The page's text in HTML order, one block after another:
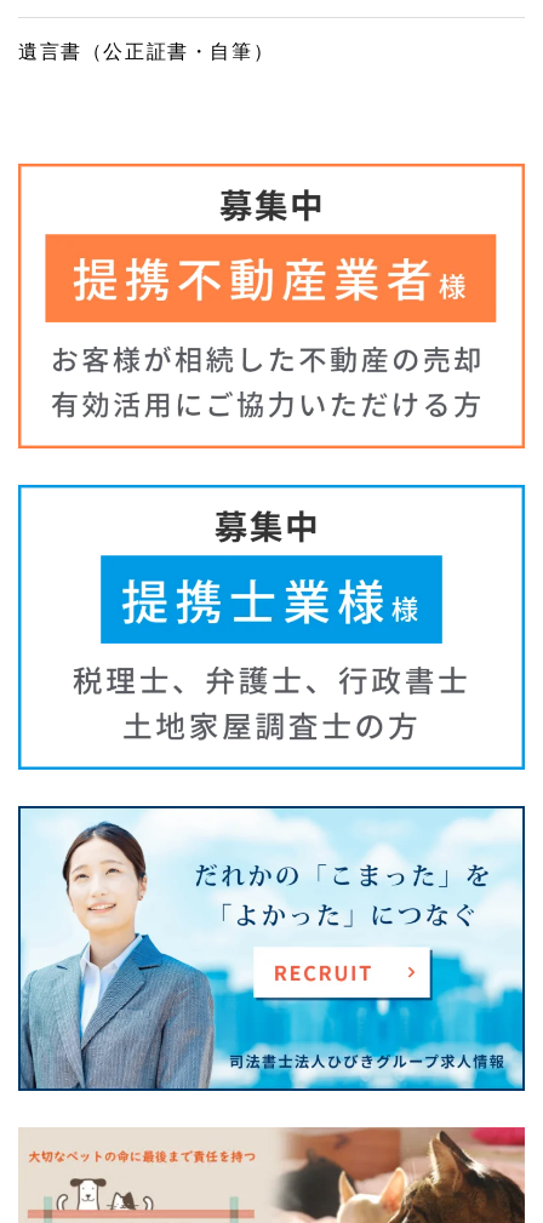
遺言書（公正証書・自筆）